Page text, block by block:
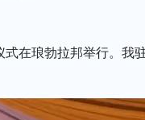
在琅勃拉邦举行。我